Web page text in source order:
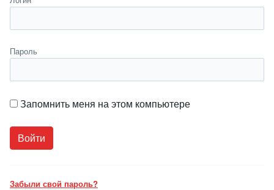
Пароль
Запомнить меня на этом компьютере
Забыли свой пароль?